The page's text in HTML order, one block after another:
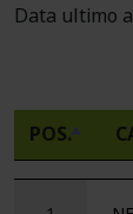
Data ultimo
POS.